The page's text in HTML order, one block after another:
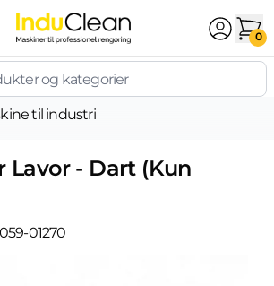
0
til industri
Lavor - Dart (Kun
01270